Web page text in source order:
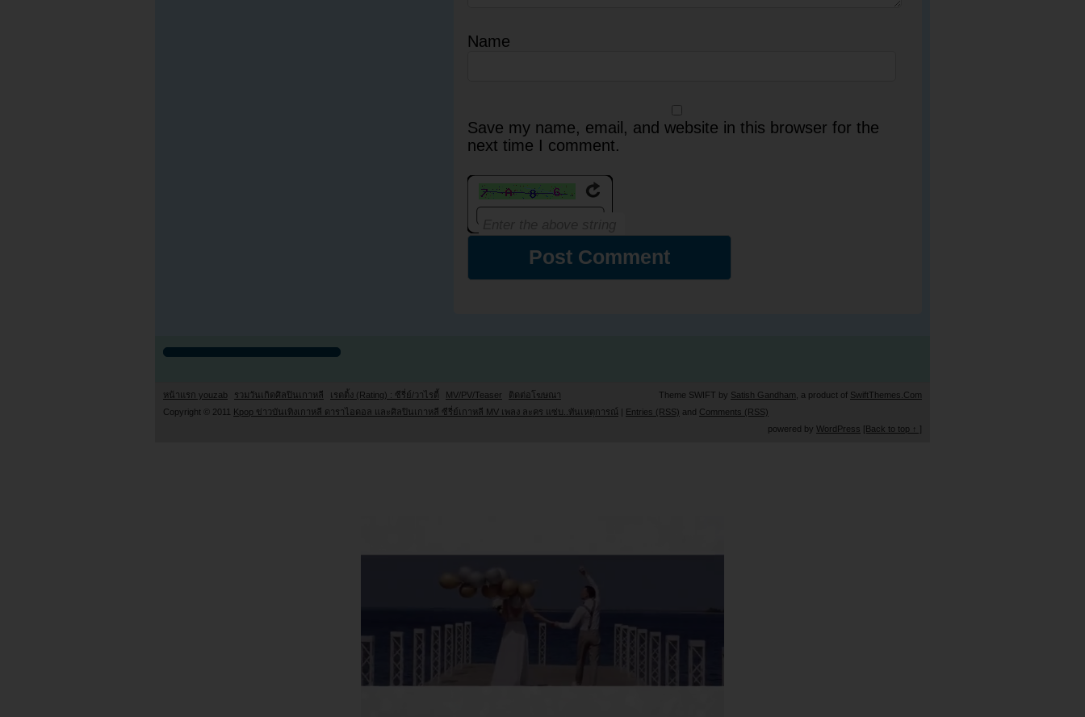
Name
Save my name, email, and website in this browser for the
next time I comment.
หน้าแรก youzab รวมวันเกิดศิลปินเกาหลี เรตติ้ง (Rating) : ซีรี่ย์/วาไรตี้ MV/PV/Teaser ติดต่อโฆษณา Theme SWIFT by Satish Gandham , a product of SwiftThemes.Com
Copyright © 2011 Kpop ข่าวบันเทิงเกาหลี ดาราไอดอล และศิลปินเกาหลี ซีรี่ย์เกาหลี MV เพลง ละคร แซ่บ..ทันเหตุการณ์ | Entries (RSS) and Comments (RSS)
powered by WordPress [Back to top ↑ ]